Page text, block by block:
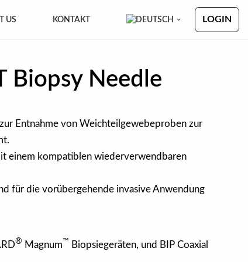
US KONTAKT LOGIN
Biopsy Needle
Entnahme von Weichteilgewebeproben zur
einem kompatiblen wiederverwendbaren
für die vorübergehende invasive Anwendung
® Magnum™ Biopsiegeräten, und BIP Coaxial